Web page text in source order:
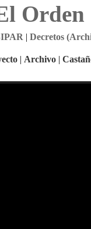
Orden
| Decretos
| Archivo |